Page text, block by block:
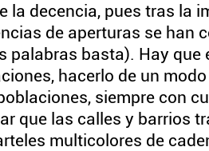
la decencia, pues tras la
de aperturas se han
palabras basta). Hay que
hacerlo de un
siempre con
que las calles y barrios
multicolores de